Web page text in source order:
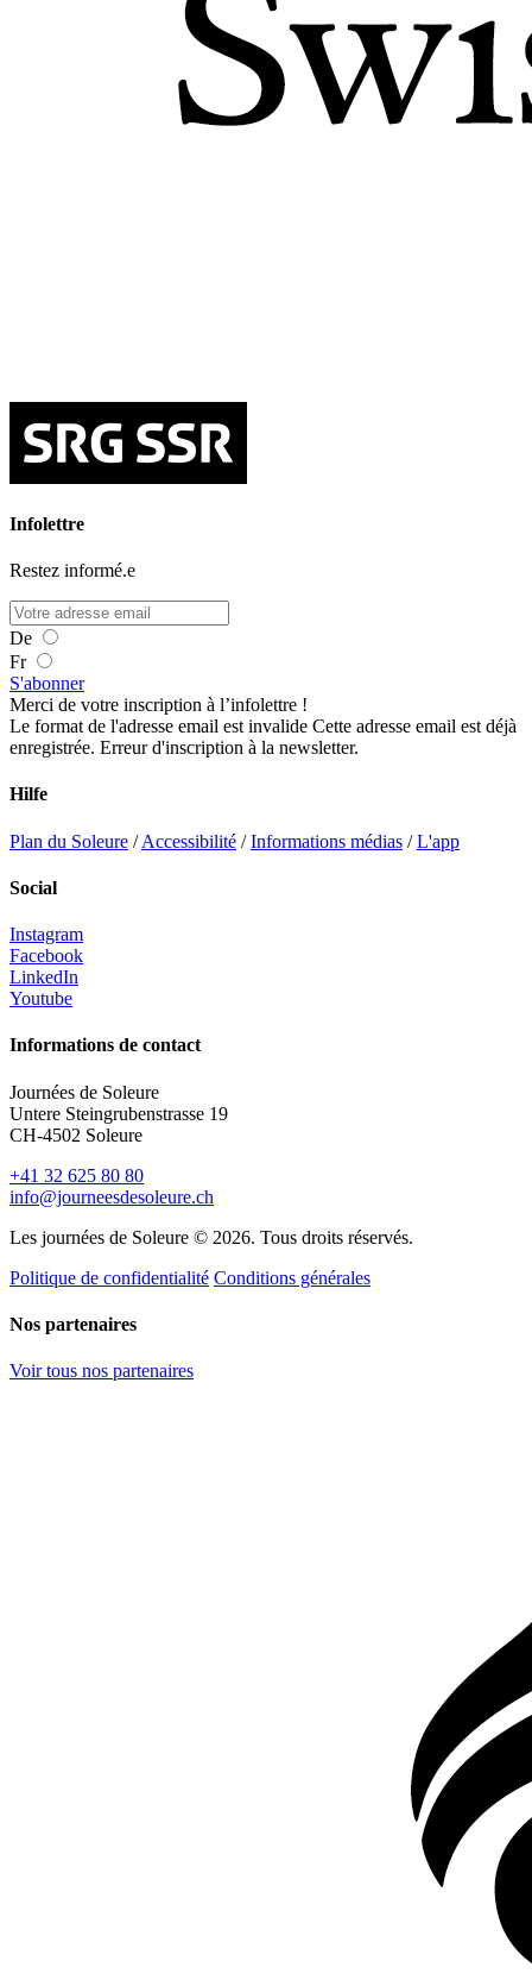
Infolettre
Restez informé.e
De
Fr
S'abonner
Merci de votre inscription à l’infolettre !
Le format de l'adresse email est invalide Cette adresse email est déjà
enregistrée. Erreur d'inscription à la newsletter.
Hilfe
Plan du Soleure /Accessibilité /Informations médias /L'app
Social
Instagram
Facebook
LinkedIn
Youtube
Informations de contact
Journées de Soleure
Untere Steingrubenstrasse 19
CH-4502 Soleure
+41 32 625 80 80
info@journeesdesoleure.ch
Les journées de Soleure © 2026. Tous droits réservés.
Politique de confidentialité Conditions générales
Nos partenaires
Voir tous nos partenaires